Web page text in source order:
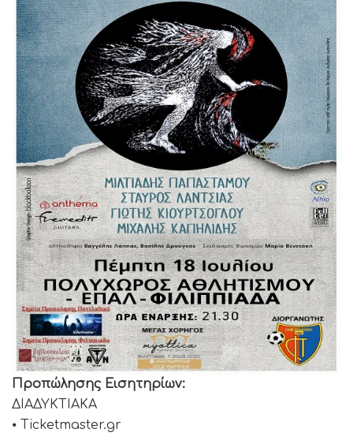
Προπώλησης Εισητηρίων:
ΔΙΑΔΥΚΤΙΑΚΑ
⦁ Ticketmaster.gr